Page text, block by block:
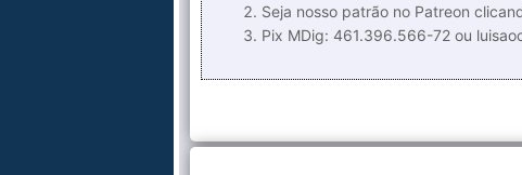
Seja nosso patrão no Patreon
Pix MDig: 461.396.566-72 ou